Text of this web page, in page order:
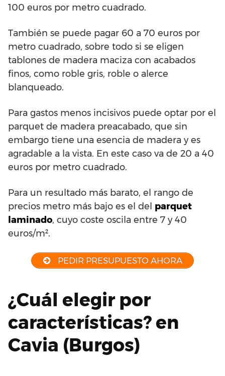
100 euros por metro cuadrado.
También se puede pagar 60 a 70 euros por
metro cuadrado, sobre todo si se eligen
tablones de madera maciza con acabados
finos, como roble gris, roble o alerce
blanqueado.
Para gastos menos incisivos puede optar por el
parquet de madera preacabado, que sin
embargo tiene una esencia de madera y es
agradable a la vista. En este caso va de 20 a 40
euros por metro cuadrado.
Para un resultado más barato, el rango de
precios metro más bajo es el del parquet
laminado, cuyo coste oscila entre 7 y 40
euros/m².
PEDIR PRESUPUESTO AHORA
¿Cuál elegir por
características? en
Cavia (Burgos)